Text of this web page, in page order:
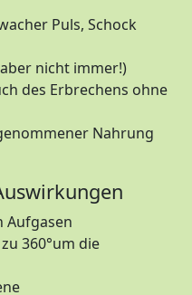
Puls, Schock
nicht immer!)
des Erbrechens ohne
Nahrung
Aufgasen
360°um die